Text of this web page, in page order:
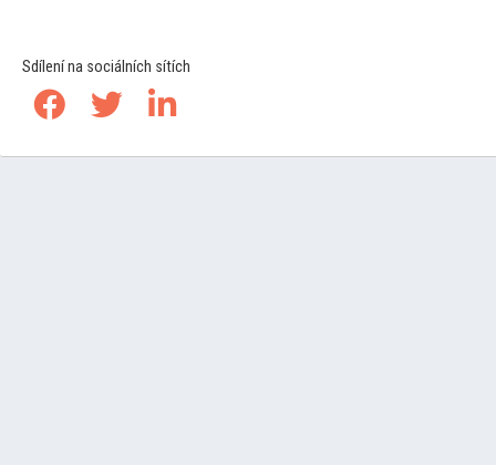
Sdílení na sociálních sítích